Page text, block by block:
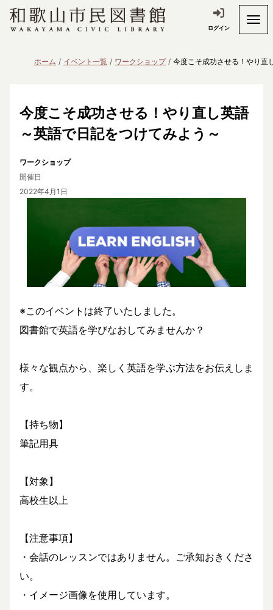
ログイン
ホーム イベント一覧 ワークショップ 今度こそ成功させる！やり直
今度こそ成功させる！やり直し英語
～英語で日記をつけてみよう～
ワークショップ
開催日
2022年4月1日
※このイベントは終了いたしました。
図書館で英語を学びなおしてみませんか？
様々な観点から、楽しく英語を学ぶ方法をお伝えしま
す。
【持ち物】
筆記用具
【対象】
高校生以上
【注意事項】
・会話のレッスンではありません。ご承知おきくださ
い。
・イメージ画像を使用しています。